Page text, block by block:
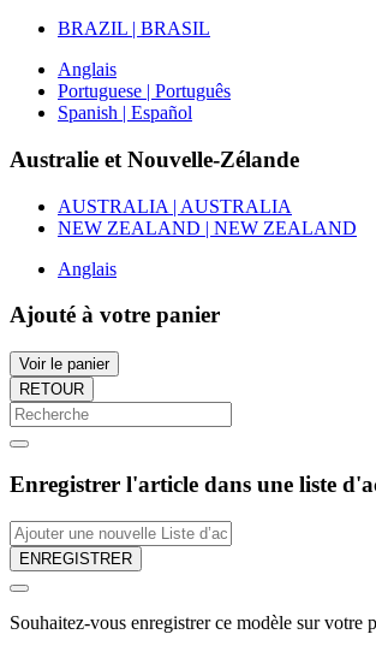
BRAZIL | BRASIL
Anglais
Portuguese | Português
Spanish | Español
Australie et Nouvelle-Zélande
AUSTRALIA | AUSTRALIA
NEW ZEALAND | NEW ZEALAND
Anglais
Ajouté à votre panier
Voir le panier
RETOUR
Enregistrer l'article dans une liste
ENREGISTRER
Souhaitez-vous enregistrer ce modèle sur votre